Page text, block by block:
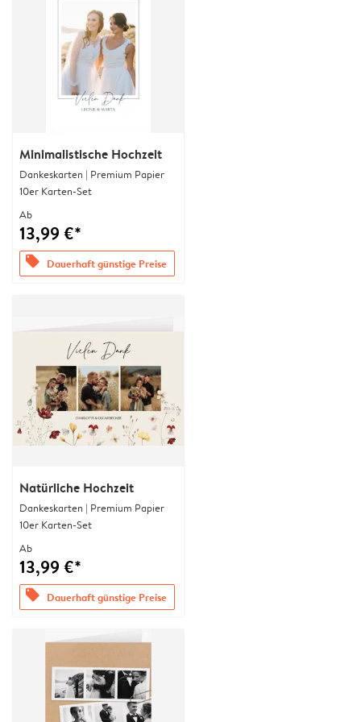
Minimalistische Hochzeit
Dankeskarten | Premium Papier
10er Karten-Set
Ab
13,99 €*
offers Dauerhaft günstige Preise
Natürliche Hochzeit
Dankeskarten | Premium Papier
10er Karten-Set
Ab
13,99 €*
offers Dauerhaft günstige Preise